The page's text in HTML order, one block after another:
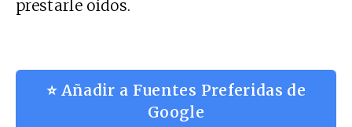
prestarle oídos.
⭐ Añadir a Fuentes Preferidas de
Google